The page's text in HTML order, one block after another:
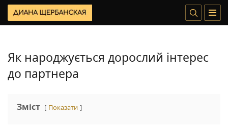
Як народжується дорослий інтерес
до партнера
Зміст Показати